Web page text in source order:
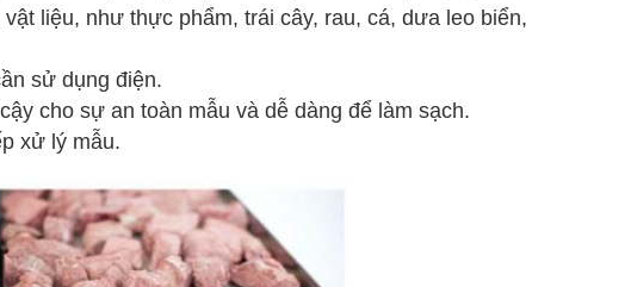
liệu, như thực phẩm, trái cây, rau, cá, dưa leo biển,
sử dụng điện.
cho sự an toàn mẫu và dễ dàng để làm sạch.
xử lý mẫu.